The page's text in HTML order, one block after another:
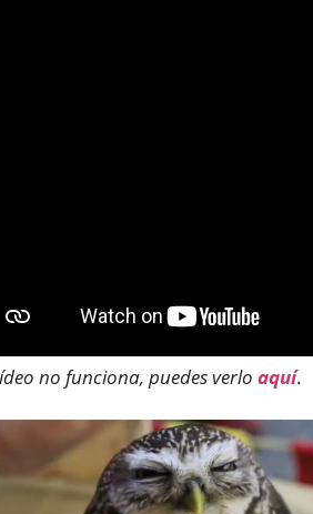
no funciona, puedes verlo aquí.